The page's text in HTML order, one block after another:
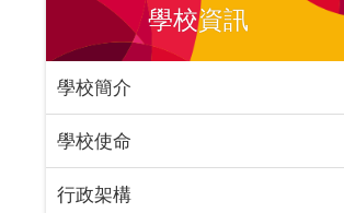
學校資訊
學校簡介
學校使命
行政架構